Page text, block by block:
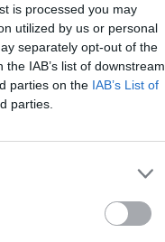
is processed you may
utilized by us or personal
separately opt-out of the
IAB’s list of downstream
parties on the IAB’s List of
parties.